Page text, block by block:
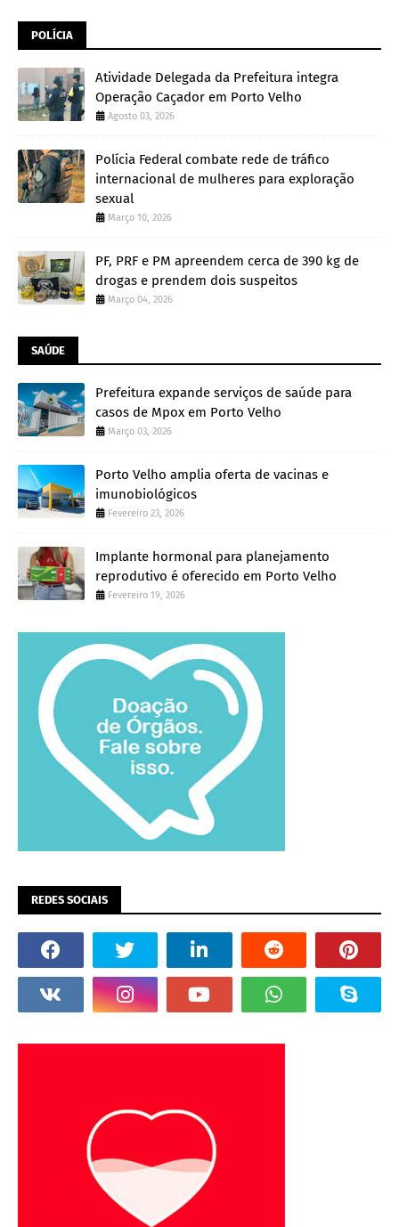
POLÍCIA
Atividade Delegada da Prefeitura integra
Operação Caçador em Porto Velho
Agosto 03, 2026
Polícia Federal combate rede de tráfico
internacional de mulheres para exploração
sexual
Março 10, 2026
PF, PRF e PM apreendem cerca de 390 kg de
drogas e prendem dois suspeitos
Março 04, 2026
SAÚDE
Prefeitura expande serviços de saúde para
casos de Mpox em Porto Velho
Março 03, 2026
Porto Velho amplia oferta de vacinas e
imunobiológicos
Fevereiro 23, 2026
Implante hormonal para planejamento
reprodutivo é oferecido em Porto Velho
Fevereiro 19, 2026
REDES SOCIAIS